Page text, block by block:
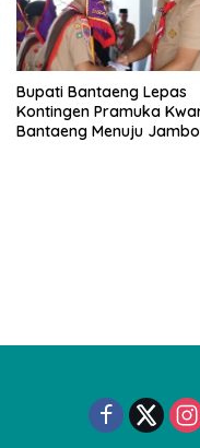
Bupati Bantaeng Lepas
Kontingen Pramuka
Bantaeng Menuju